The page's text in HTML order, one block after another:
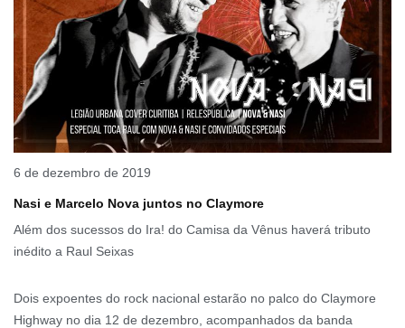
6 de dezembro de 2019
Nasi e Marcelo Nova juntos no Claymore
Além dos sucessos do Ira! do Camisa da Vênus haverá tributo
inédito a Raul Seixas
Dois expoentes do rock nacional estarão no palco do Claymore
Highway no dia 12 de dezembro, acompanhados da banda